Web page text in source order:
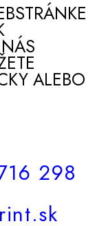
ALEBO
298